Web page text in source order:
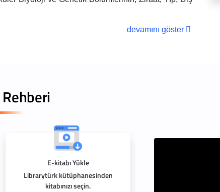
devamını göster
E-kitabı Yükle
Librarytürk kütüphanesinden
kitabınızı seçin.